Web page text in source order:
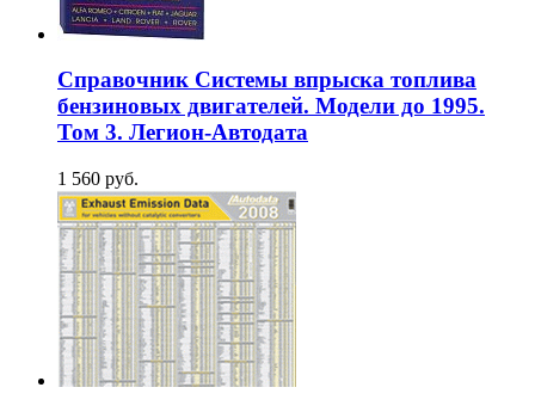
Справочник Системы впрыска топлива
бензиновых двигателей. Модели до 1995.
Том 3. Легион-Aвтодата
1 560 руб.